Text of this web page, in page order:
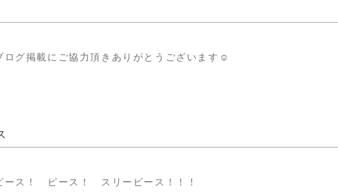
ログ掲載にご協力頂きありがとうございます☺️
ス！ ピース！ スリーピース！！！